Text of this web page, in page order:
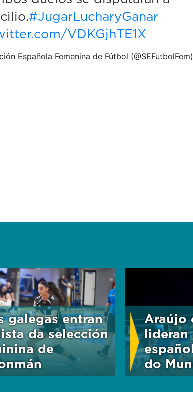
#JugarLucharyGanar
VDKGjhTE1X
Española Femenina de Fútbol (@SEFutbolFem)
galegas entran
da selección
de
Araújo
lideran
do